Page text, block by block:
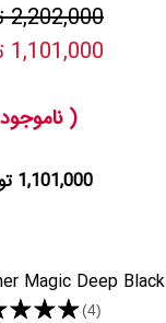
2,202,000 تومن
1,101,000 تومن
(
1,101,000 تومان
Magic Deep Black
(4)